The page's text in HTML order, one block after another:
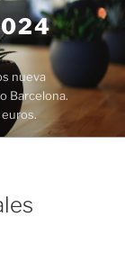
nueva
Barcelona.